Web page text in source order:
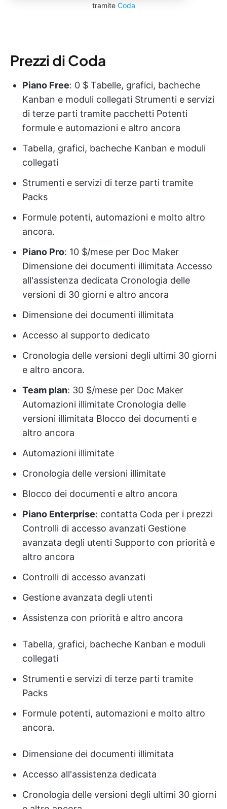
tramite Coda
Prezzi di Coda
Piano Free: 0 $ Tabelle, grafici, bacheche
Kanban e moduli collegati Strumenti e servizi
di terze parti tramite pacchetti Potenti
formule e automazioni e altro ancora
Tabella, grafici, bacheche Kanban e moduli
collegati
Strumenti e servizi di terze parti tramite
Packs
Formule potenti, automazioni e molto altro
ancora.
Piano Pro: 10 $/mese per Doc Maker
Dimensione dei documenti illimitata Accesso
all'assistenza dedicata Cronologia delle
versioni di 30 giorni e altro ancora
Dimensione dei documenti illimitata
Accesso al supporto dedicato
Cronologia delle versioni degli ultimi 30 giorni
e altro ancora.
Team plan: 30 $/mese per Doc Maker
Automazioni illimitate Cronologia delle
versioni illimitata Blocco dei documenti e
altro ancora
Automazioni illimitate
Cronologia delle versioni illimitate
Blocco dei documenti e altro ancora
Piano Enterprise: contatta Coda per i prezzi
Controlli di accesso avanzati Gestione
avanzata degli utenti Supporto con priorità e
altro ancora
Controlli di accesso avanzati
Gestione avanzata degli utenti
Assistenza con priorità e altro ancora
Tabella, grafici, bacheche Kanban e moduli
collegati
Strumenti e servizi di terze parti tramite
Packs
Formule potenti, automazioni e molto altro
ancora.
Dimensione dei documenti illimitata
Accesso all'assistenza dedicata
Cronologia delle versioni degli ultimi 30 giorni